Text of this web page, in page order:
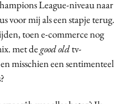
League-niveau naar
voor mij als een stapje terug.
toen e-commerce nog
met de good oldtv-
misschien een sentimenteel